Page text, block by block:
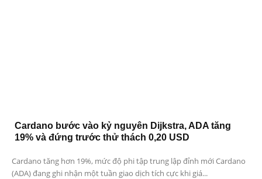
Cardano bước vào kỷ nguyên Dijkstra, ADA tăng
19% và đứng trước thử thách 0,20 USD
Cardano tăng hơn 19%, mức độ phi tập trung lập đỉnh mới Cardano
(ADA) đang ghi nhận một tuần giao dịch tích cực khi giá...